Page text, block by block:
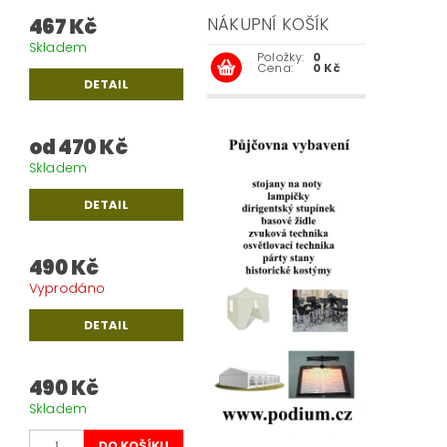
467 Kč
Skladem
DETAIL
od 470 Kč
Skladem
DETAIL
490 Kč
Vyprodáno
DETAIL
490 Kč
Skladem
NÁKUPNÍ KOŠÍK
Položky:
Cena:
0
0 Kč